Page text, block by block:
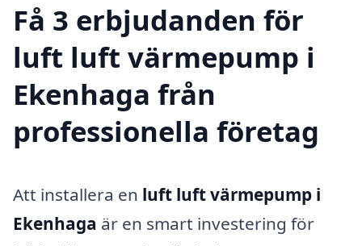
Få 3 erbjudanden för
luft luft värmepump i
Ekenhaga från
professionella företag
Att installera en luft luft värmepump i
Ekenhaga är en smart investering för